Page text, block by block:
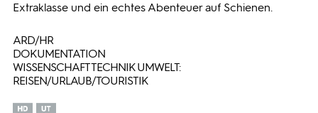
Extraklasse und ein echtes Abenteuer auf Schienen.
ARD/HR
DOKUMENTATION
WISSENSCHAFT TECHNIK UMWELT:
REISEN/URLAUB/TOURISTIK